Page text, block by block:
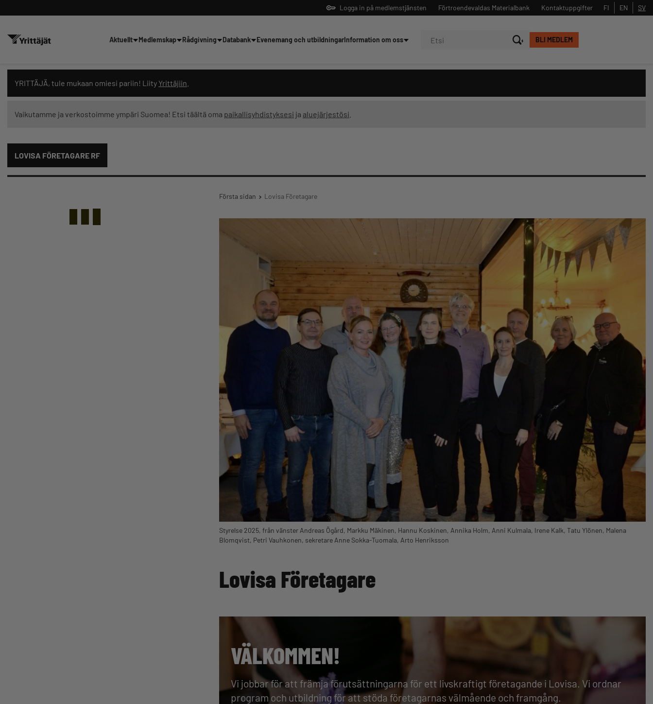
Logga in på medlemstjänsten Kontaktuppgifter
Förtroendevaldas Materialbank FI EN SV
BLI MEDLEM
Aktuellt Medlemskap Rådgivning Databank Evenemang och utbildningarInformation om oss
YRITTÄJÄ, tule mukaan omiesi pariin! Liity Yrittäjiin
Vaikutamme ja verkostoimme ympäri Suomea! Etsi täältä oma paikallisyhdistyksesi ja aluejärjestösi
LOVISA FÖRETAGARE RF
Första sidan Lovisa Företagare
Styrelse 2025, från vänster Andreas Ögård, Markku Mäkinen, Hannu Koskinen, Annika Holm, Anni Kulmala, Irene Kalk, Tatu Ylönen, Malena
Blomqvist, Petri Vauhkonen, sekretare Anne Sokka-Tuomala, Arto Henriksson
Lovisa Företagare
VÄLKOMMEN!
Vi jobbar för att främja förutsättningarna för ett livskraftigt företagande i Lovisa. Vi ordnar
program och utbildning för att stöda företagarnas välmående och framgång.
Stäng
Sök nyheter, innehåll och utbildningar
Innehållstyp: alla